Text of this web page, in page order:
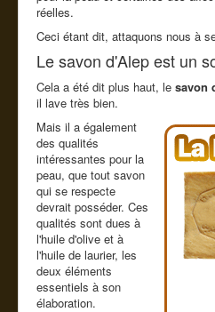
réelles.
Ceci étant dit, attaquons nous à
Le savon d'Alep est un
Cela a été dit plus haut, le savon
il lave très bien.
Mais il a également
des qualités
intéressantes pour la
peau, que tout savon
qui se respecte
devrait posséder. Ces
qualités sont dues à
l'huile d'olive et à
l'huile de laurier, les
deux éléments
essentiels à son
élaboration.